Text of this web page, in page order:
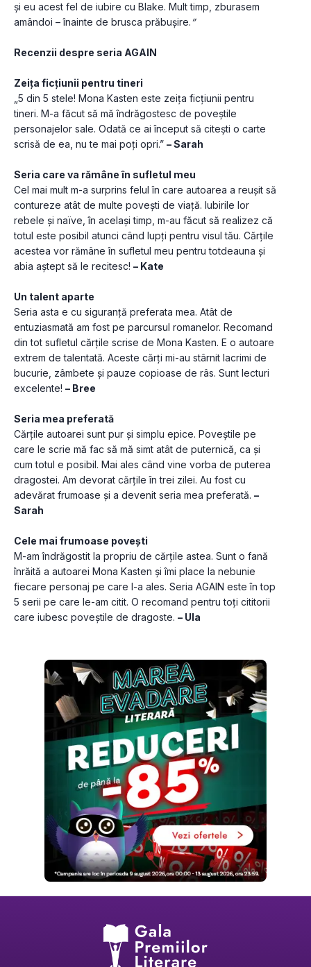
și eu acest fel de iubire cu Blake. Mult timp, zburasem
amândoi – înainte de brusca prăbușire.”
Recenzii despre seria AGAIN
Zeița ficțiunii pentru tineri
„5 din 5 stele! Mona Kasten este zeița ficțiunii pentru
tineri. M-a făcut să mă îndrăgostesc de poveștile
personajelor sale. Odată ce ai început să citești o carte
scrisă de ea, nu te mai poți opri.” – Sarah
Seria care va rămâne în sufletul meu
Cel mai mult m-a surprins felul în care autoarea a reușit să
contureze atât de multe povești de viață. Iubirile lor
rebele și naïve, în același timp, m-au făcut să realizez că
totul este posibil atunci când lupți pentru visul tău. Cărțile
acestea vor rămâne în sufletul meu pentru totdeauna și
abia aștept să le recitesc! – Kate
Un talent aparte
Seria asta e cu siguranță preferata mea. Atât de
entuziasmată am fost pe parcursul romanelor. Recomand
din tot sufletul cărțile scrise de Mona Kasten. E o autoare
extrem de talentată. Aceste cărți mi-au stârnit lacrimi de
bucurie, zâmbete și pauze copioase de râs. Sunt lecturi
excelente! – Bree
Seria mea preferată
Cărțile autoarei sunt pur și simplu epice. Poveștile pe
care le scrie mă fac să mă simt atât de puternică, ca și
cum totul e posibil. Mai ales când vine vorba de puterea
dragostei. Am devorat cărțile în trei zilei. Au fost cu
adevărat frumoase și a devenit seria mea preferată. –
Sarah
Cele mai frumoase povești
M-am îndrăgostit la propriu de cărțile astea. Sunt o fană
înrăită a autoarei Mona Kasten și îmi place la nebunie
fiecare personaj pe care l-a ales. Seria AGAIN este în top
5 serii pe care le-am citit. O recomand pentru toți cititorii
care iubesc poveștile de dragoste. – Ula